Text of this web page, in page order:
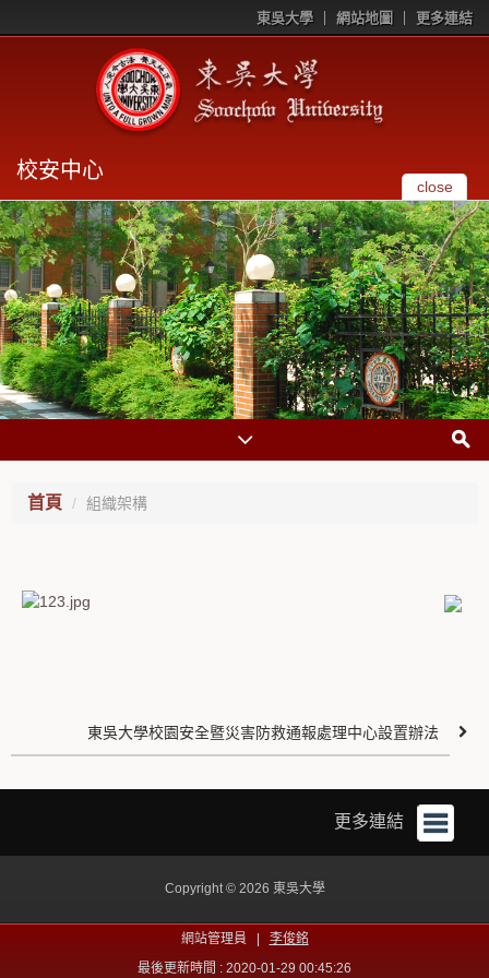
東吳大學 網站地圖 更多連結
校安中心
close
首頁 組織架構
東吳大學校園安全暨災害防救通報處理中心設置辦法
更多連結
Copyright © 2026 東吳大學
網站管理員 | 李俊銘
最後更新時間 : 2020-01-29 00:45:26